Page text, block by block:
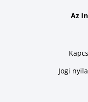
Az
Jogi